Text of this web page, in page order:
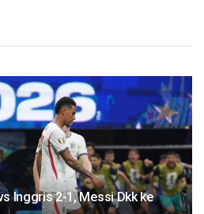
Inggris 2-1, Messi Dkk ke